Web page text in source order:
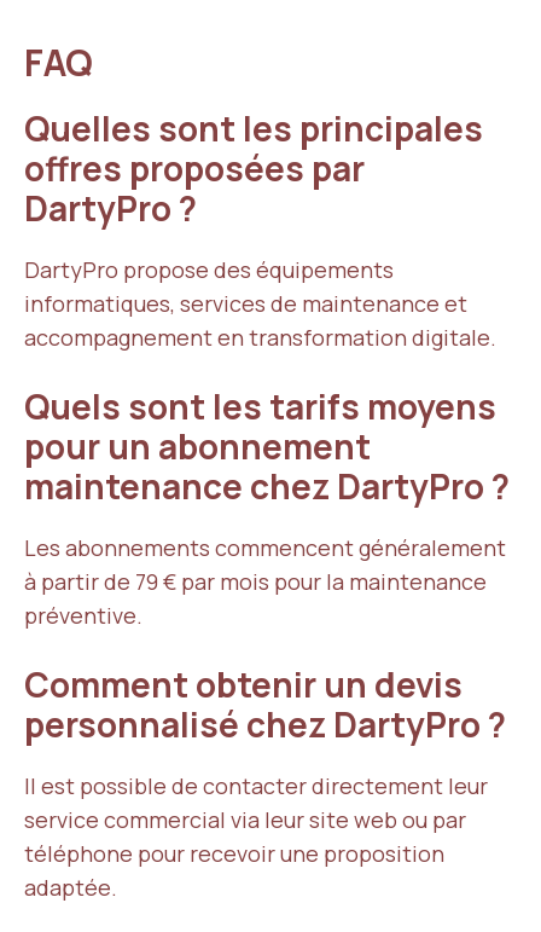
FAQ
Quelles sont les principales
offres proposées par
DartyPro ?
DartyPro propose des équipements
informatiques, services de maintenance et
accompagnement en transformation digitale.
Quels sont les tarifs moyens
pour un abonnement
maintenance chez DartyPro ?
Les abonnements commencent généralement
à partir de 79 € par mois pour la maintenance
préventive.
Comment obtenir un devis
personnalisé chez DartyPro ?
Il est possible de contacter directement leur
service commercial via leur site web ou par
téléphone pour recevoir une proposition
adaptée.